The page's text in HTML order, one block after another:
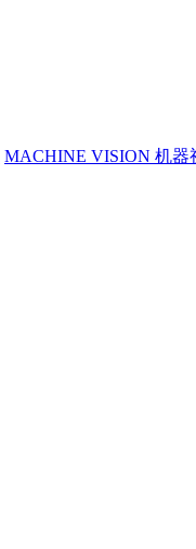
MACHINE VISION 机器